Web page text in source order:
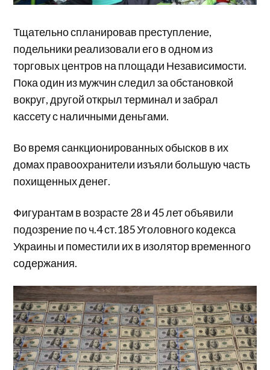
Тщательно спланировав преступление,
подельники реализовали его в одном из
торговых центров на площади Независимости.
Пока один из мужчин следил за обстановкой
вокруг, другой открыл терминал и забрал
кассету с наличными деньгами.
Во время санкционированных обысков в их
домах правоохранители изъяли большую часть
похищенных денег.
Фигурантам в возрасте 28 и 45 лет объявили
подозрение по ч.4 ст.185 Уголовного кодекса
Украины и поместили их в изолятор временного
содержания.